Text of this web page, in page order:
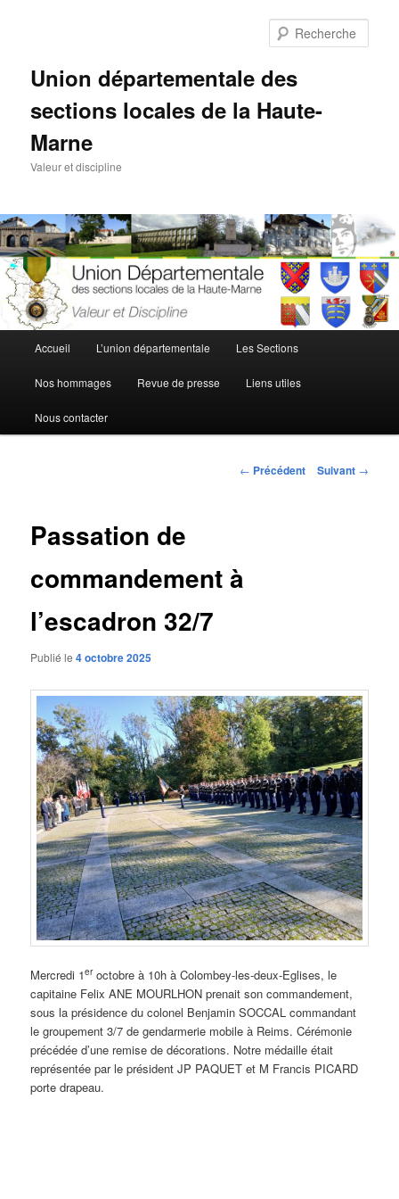
Union départementale des
sections locales de la Haute-
Marne
Valeur et discipline
principal
Accueil L’union départementale Les Sections
Nos hommages Revue de presse Liens utiles
Nous contacter
Navigation
← Précédent Suivant →
Passation de
commandement à
l’escadron 32/7
Publié le4 octobre 2025
Mercredi 1eroctobre à 10h à Colombey-les-deux-Eglises, le
capitaine Felix ANE MOURLHON prenait son commandement,
sous la présidence du colonel Benjamin SOCCAL commandant
le groupement 3/7 de gendarmerie mobile à Reims. Cérémonie
précédée d’une remise de décorations. Notre médaille était
représentée par le président JP PAQUET et M Francis PICARD
porte drapeau.